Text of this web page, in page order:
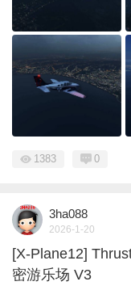
1383 0
3ha088
2026-1-20
[X-Plane12]
密游乐场 V3